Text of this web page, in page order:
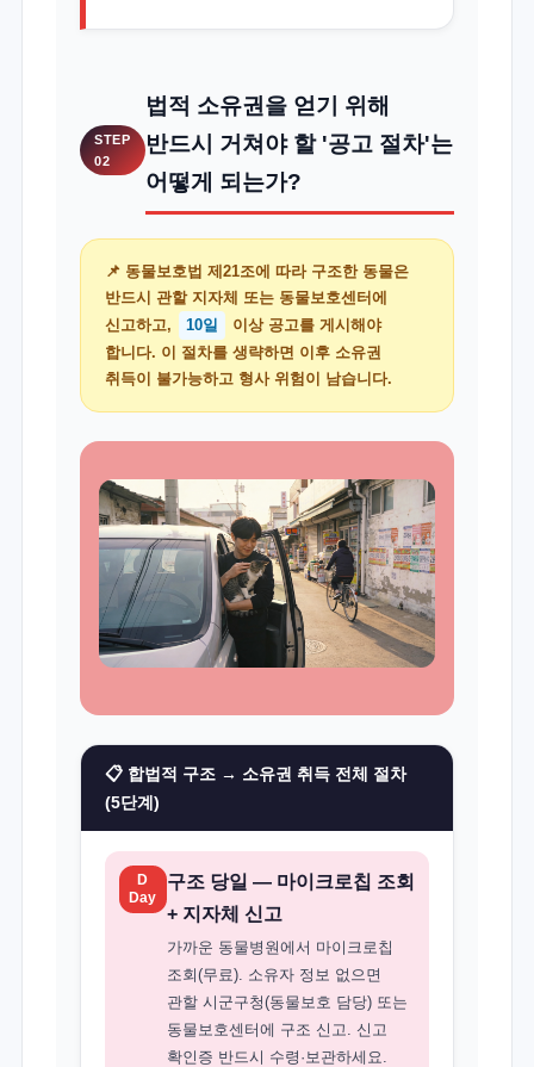
STEP
02
법적 소유권을 얻기 위해
반드시 거쳐야 할 '공고 절차'는
어떻게 되는가?
📌 동물보호법 제21조에 따라 구조한 동물은
반드시 관할 지자체 또는 동물보호센터에
신고하고,
10일
이상 공고를 게시해야
합니다. 이 절차를 생략하면 이후 소유권
취득이 불가능하고 형사 위험이 남습니다.
📋 합법적 구조 → 소유권 취득 전체 절차
(5단계)
D
Day
구조 당일 — 마이크로칩 조회
+ 지자체 신고
가까운 동물병원에서 마이크로칩
조회(무료). 소유자 정보 없으면
관할 시군구청(동물보호 담당) 또는
동물보호센터에 구조 신고. 신고
확인증 반드시 수령·보관하세요.